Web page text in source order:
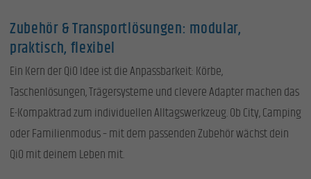
Zubehör & Transportlösungen: modular,
praktisch, flexibel
Ein Kern der QiO Idee ist die Anpassbarkeit: Körbe,
Taschenlösungen, Trägersysteme und clevere Adapter machen das
E-Kompaktrad zum individuellen Alltagswerkzeug. Ob City, Camping
oder Familienmodus – mit dem passenden Zubehör wächst dein
QiO mit deinem Leben mit.